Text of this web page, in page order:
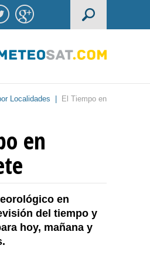
Localidades
El Tiempo en
en
en
del tiempo y
hoy, mañana y